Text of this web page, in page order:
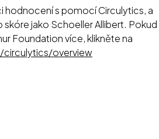
hodnocení s pomocí Circulytics, a
jako Schoeller Allibert. Pokud
Foundation více, klikněte na
overview